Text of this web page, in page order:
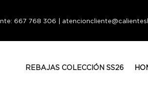
667 768 306 |
REBAJAS COLECCIÓN SS26